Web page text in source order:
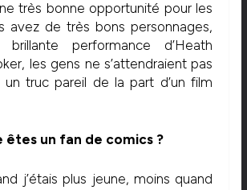
très bonne opportunité pour les
avez de très bons personnages,
performance d’Heath
les gens ne s’attendraient pas
truc pareil de la part d’un film
êtes un fan de comics ?
j’étais plus jeune, moins quand